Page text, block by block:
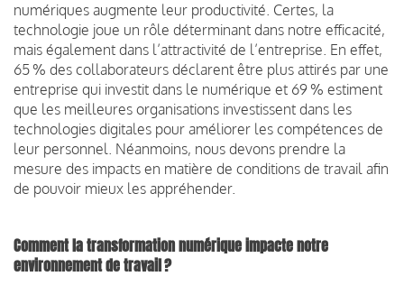
numériques augmente leur productivité. Certes, la
technologie joue un rôle déterminant dans notre efficacité,
mais également dans l’attractivité de l’entreprise. En effet,
65 % des collaborateurs déclarent être plus attirés par une
entreprise qui investit dans le numérique et 69 % estiment
que les meilleures organisations investissent dans les
technologies digitales pour améliorer les compétences de
leur personnel. Néanmoins, nous devons prendre la
mesure des impacts en matière de conditions de travail afin
de pouvoir mieux les appréhender.
Comment la transformation numérique impacte notre
environnement de travail ?